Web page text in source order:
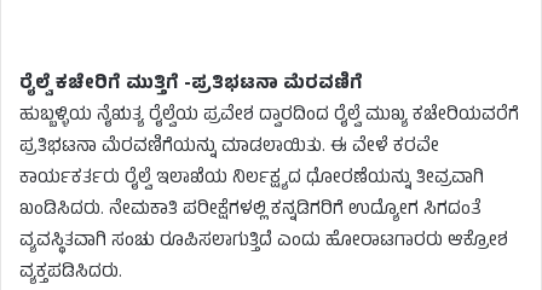
ರೈಲ್ವೆ ಕಚೇರಿಗೆ ಮುತ್ತಿಗೆ -ಪ್ರತಿಭಟನಾ ಮೆರವಣಿಗೆ
ಹುಬ್ಬಳ್ಳಿಯ ನೈಋತ್ಯ ರೈಲ್ವೆಯ ಪ್ರವೇಶ ದ್ವಾರದಿಂದ ರೈಲ್ವೆ ಮುಖ್ಯ ಕಚೇರಿಯವರೆಗೆ
ಪ್ರತಿಭಟನಾ ಮೆರವಣಿಗೆಯನ್ನು ಮಾಡಲಾಯಿತು. ಈ ವೇಳೆ ಕರವೇ
ಕಾರ್ಯಕರ್ತರು ರೈಲ್ವೆ ಇಲಾಖೆಯ ನಿರ್ಲಕ್ಷ್ಯದ ಧೋರಣೆಯನ್ನು ತೀವ್ರವಾಗಿ
ಖಂಡಿಸಿದರು. ನೇಮಕಾತಿ ಪರೀಕ್ಷೆಗಳಲ್ಲಿ ಕನ್ನಡಿಗರಿಗೆ ಉದ್ಯೋಗ ಸಿಗದಂತೆ
ವ್ಯವಸ್ಥಿತವಾಗಿ ಸಂಚು ರೂಪಿಸಲಾಗುತ್ತಿದೆ ಎಂದು ಹೋರಾಟಗಾರರು ಆಕ್ರೋಶ
ವ್ಯಕ್ತಪಡಿಸಿದರು.